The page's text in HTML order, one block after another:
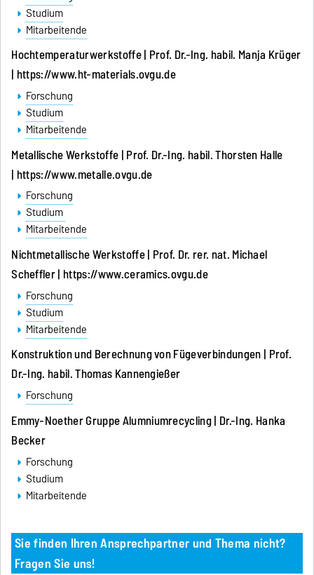
Studium
Mitarbeitende
Hochtemperaturwerkstoffe | Prof. Dr.-Ing. habil. Manja Krüger
| https://www.ht-materials.ovgu.de
Forschung
Studium
Mitarbeitende
Metallische Werkstoffe | Prof. Dr.-Ing. habil. Thorsten Halle
| https://www.metalle.ovgu.de
Forschung
Studium
Mitarbeitende
Nichtmetallische Werkstoffe | Prof. Dr. rer. nat. Michael
Scheffler | https://www.ceramics.ovgu.de
Forschung
Studium
Mitarbeitende
Konstruktion und Berechnung von Fügeverbindungen | Prof.
Dr.-Ing. habil. Thomas Kannengießer
Forschung
Emmy-Noether Gruppe Alumniumrecycling | Dr.-Ing. Hanka
Becker
Forschung
Studium
Mitarbeitende
Sie finden Ihren Ansprechpartner und Thema nicht?
Fragen Sie uns!